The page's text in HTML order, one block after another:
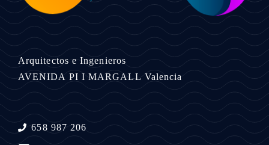
Arquitectos e Ingenieros
AVENIDA PI I MARGALL Valencia
658 987 206